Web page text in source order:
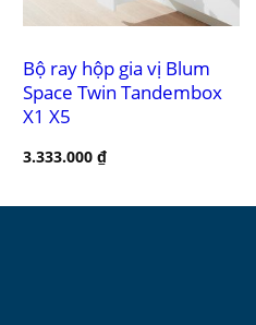
Bộ ray hộp gia vị Blum
Space Twin Tandembox
X1 X5
3.333.000 ₫